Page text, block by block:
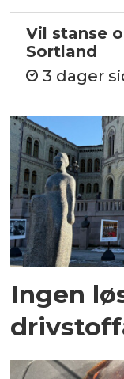
Vil stanse
Sortland
3 dager
Ingen